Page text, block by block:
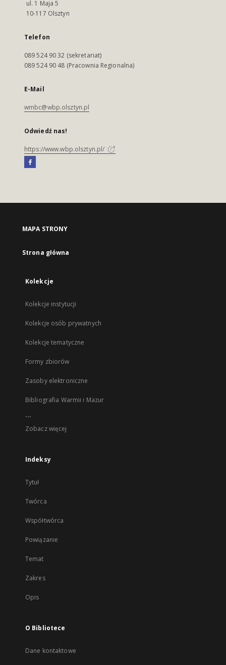
ul. 1 Maja 5
10-117 Olsztyn
Telefon
089 524 90 32 (sekretariat)
089 524 90 48 (Pracownia Regionalna)
E-Mail
wmbc@wbp.olsztyn.pl
Odwiedź nas!
https://www.wbp.olsztyn.pl/
MAPA STRONY
Strona główna
Kolekcje
Kolekcje instytucji
Kolekcje osób prywatnych
Kolekcje tematyczne
Formy zbiorów
Zasoby elektroniczne
Bibliografia Warmii i Mazur
...
Zobacz więcej
Indeksy
Tytuł
Twórca
Współtwórca
Powiązanie
Temat
Zakres
Opis
O Bibliotece
Dane kontaktowe